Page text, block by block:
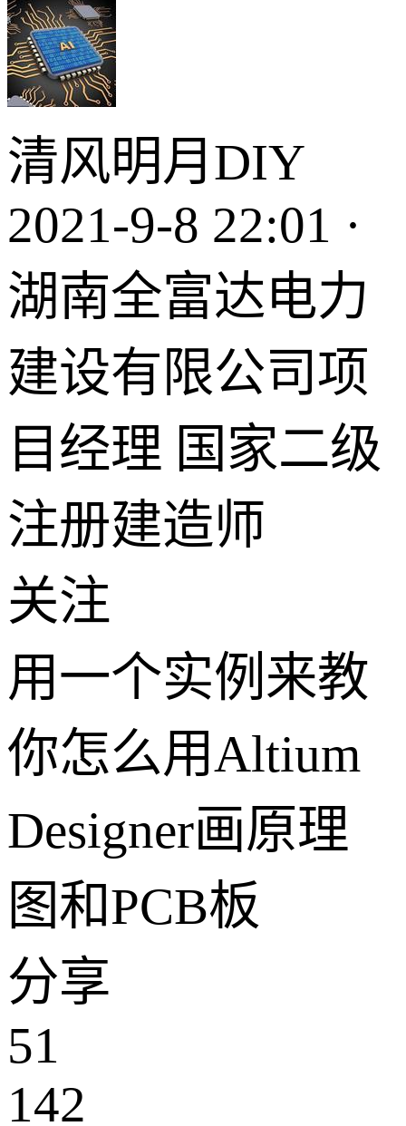
清风明月DIY
2021-9-8 22:01 ·
湖南全富达电力
建设有限公司项
目经理 国家二级
注册建造师
关注
用一个实例来教
你怎么用Altium
Designer画原理
图和PCB板
分享
51
142